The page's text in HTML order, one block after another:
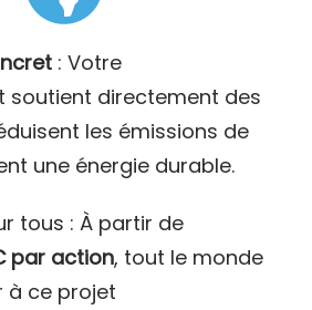
: Votre
soutient directement des
les émissions de
une énergie durable.
tous : À partir de
par action, tout le monde
à ce projet